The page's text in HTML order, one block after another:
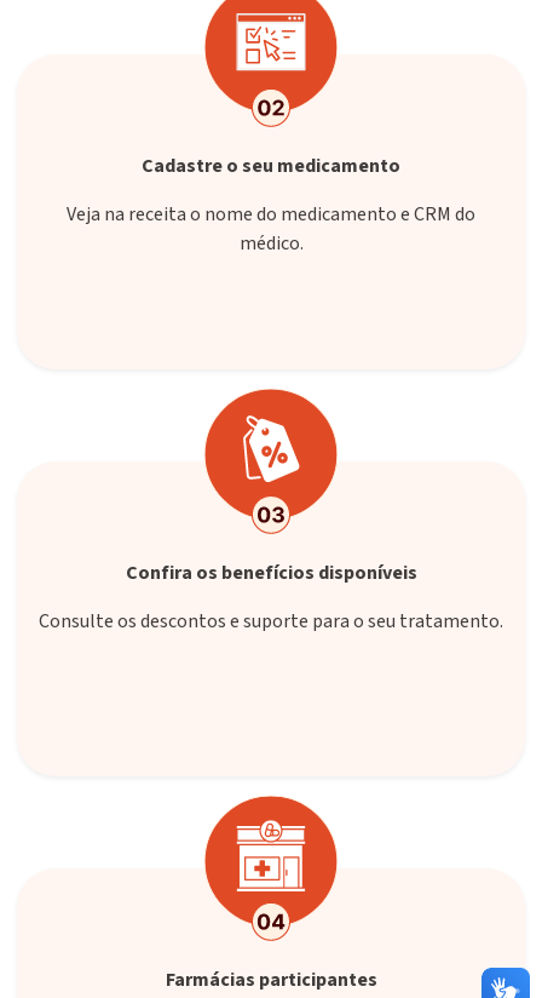
Cadastre o seu medicamento
Veja na receita o nome do medicamento e CRM do
médico.
Confira os benefícios disponíveis
Consulte os descontos e suporte para o seu tratamento.
Farmácias participantes